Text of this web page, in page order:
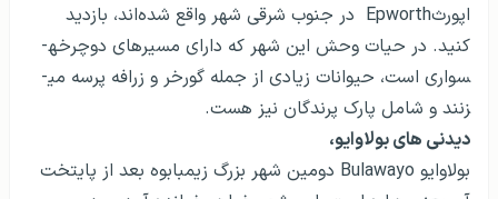
اپورثEpworth در جنوب شرقی شهر واقع شده‌اند، بازدید
کنید. در حیات وحش این شهر که دارای مسیرهای دوچرخه­
سواری است، حیوانات زیادی از جمله گورخر و زرافه پرسه می­
زنند و شامل پارک پرندگان نیز هست.
دیدنی های بولاوایو،
بولاوایو Bulawayo دومین شهر بزرگ زیمبابوه بعد از پایتخت